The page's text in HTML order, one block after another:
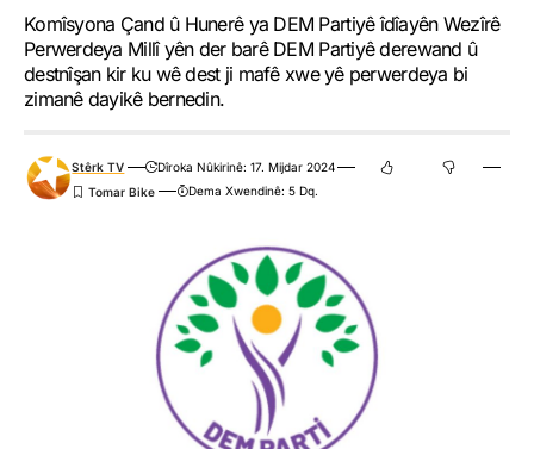
Komîsyona Çand û Hunerê ya DEM Partiyê îdîayên Wezîrê
Perwerdeya Millî yên der barê DEM Partiyê derewand û
destnîşan kir ku wê dest ji mafê xwe yê perwerdeya bi
zimanê dayikê bernedin.
Stêrk TV
Dîroka Nûkirinê: 17. Mijdar 2024
Dema Xwendinê: 5 Dq.